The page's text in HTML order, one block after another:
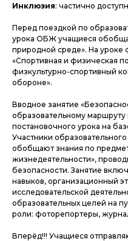
Инклюзия: частично
Перед поездкой по
урока ОБЖ учащиеся
природной среде». На уроке
«Спортивная и физическая
физкультурно-спортивный
обороне».
Вводное занятие
образовательному
постановочного урока на
Участники
обобщают знания по
жизнедеятельности»,
безопасности. Занятие
навыков, организационный
исследовательской
образовательных целей на
роли: фоторепортеры,
Вперёд!!! Учащиеся